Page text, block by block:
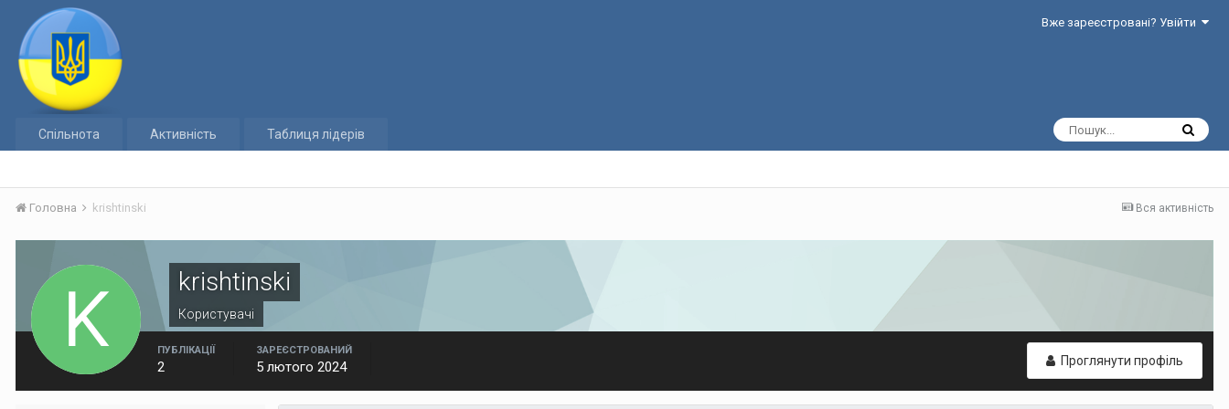
Вже зареєстровані? Увійти
Спільнота Активність Таблиця лідерів
Вся активність
Головна krishtinski
krishtinski
Користувачі
Проглянути профіль
ПУБЛІКАЦІЇ
2
ЗАРЕЄСТРОВАНИЙ
5 лютого 2024